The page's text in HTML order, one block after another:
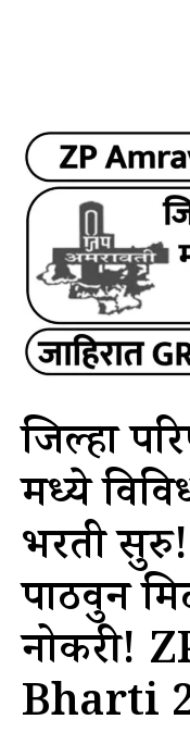
जिल्हा
मध्ये
भरती
पाठवुन
नोकरी!
Bharti